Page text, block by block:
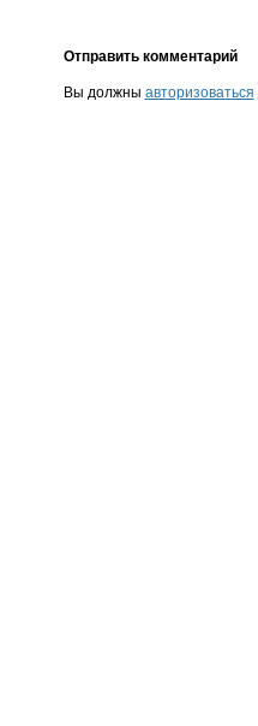
Отправить комментарий
Вы должны авторизоваться